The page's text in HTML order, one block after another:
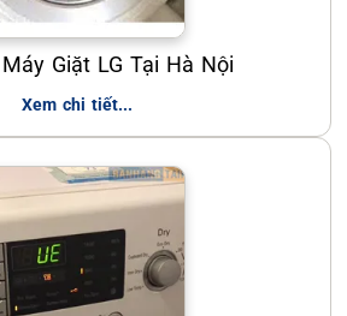
Giặt LG Tại Hà Nội
Xem chi tiết...